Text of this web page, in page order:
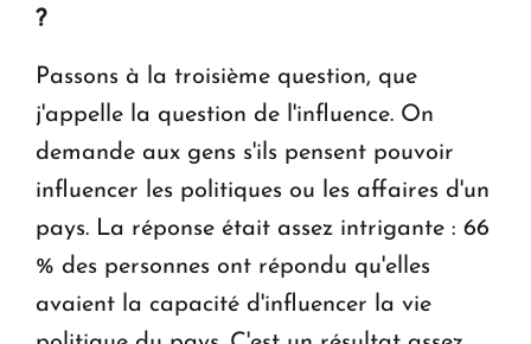
?
Passons à la troisième question, que
j'appelle la question de l'influence. On
demande aux gens s'ils pensent pouvoir
influencer les politiques ou les affaires d'un
pays. La réponse était assez intrigante : 66
% des personnes ont répondu qu'elles
avaient la capacité d'influencer la vie